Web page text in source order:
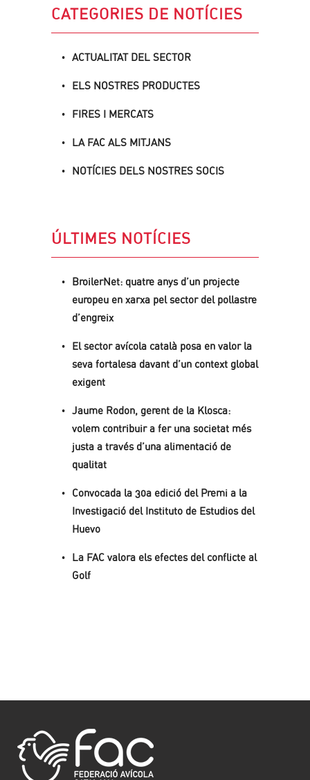
CATEGORIES DE NOTÍCIES
ACTUALITAT DEL SECTOR
ELS NOSTRES PRODUCTES
FIRES I MERCATS
LA FAC ALS MITJANS
NOTÍCIES DELS NOSTRES SOCIS
ÚLTIMES NOTÍCIES
BroilerNet: quatre anys d’un projecte
europeu en xarxa pel sector del pollastre
d’engreix
El sector avícola català posa en valor la
seva fortalesa davant d’un context global
exigent
Jaume Rodon, gerent de la Klosca:
volem contribuir a fer una societat més
justa a través d’una alimentació de
qualitat
Convocada la 30a edició del Premi a la
Investigació del Instituto de Estudios del
Huevo
La FAC valora els efectes del conflicte al
Golf